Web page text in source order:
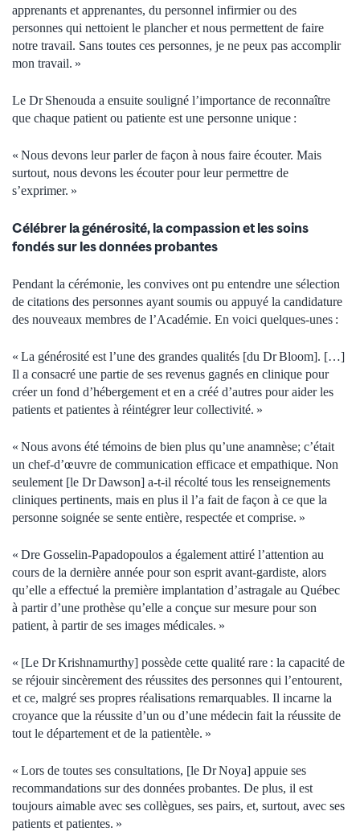
apprenants et apprenantes, du personnel infirmier ou des
personnes qui nettoient le plancher et nous permettent de faire
notre travail. Sans toutes ces personnes, je ne peux pas accomplir
mon travail. »
Le Dr Shenouda a ensuite souligné l’importance de reconnaître
que chaque patient ou patiente est une personne unique :
« Nous devons leur parler de façon à nous faire écouter. Mais
surtout, nous devons les écouter pour leur permettre de
s’exprimer. »
Célébrer la générosité, la compassion et les soins
fondés sur les données probantes
Pendant la cérémonie, les convives ont pu entendre une sélection
de citations des personnes ayant soumis ou appuyé la candidature
des nouveaux membres de l’Académie. En voici quelques-unes :
« La générosité est l’une des grandes qualités [du Dr Bloom]. […]
Il a consacré une partie de ses revenus gagnés en clinique pour
créer un fond d’hébergement et en a créé d’autres pour aider les
patients et patientes à réintégrer leur collectivité. »
« Nous avons été témoins de bien plus qu’une anamnèse; c’était
un chef-d’œuvre de communication efficace et empathique. Non
seulement [le Dr Dawson] a-t-il récolté tous les renseignements
cliniques pertinents, mais en plus il l’a fait de façon à ce que la
personne soignée se sente entière, respectée et comprise. »
« Dre Gosselin-Papadopoulos a également attiré l’attention au
cours de la dernière année pour son esprit avant-gardiste, alors
qu’elle a effectué la première implantation d’astragale au Québec
à partir d’une prothèse qu’elle a conçue sur mesure pour son
patient, à partir de ses images médicales. »
« [Le Dr Krishnamurthy] possède cette qualité rare : la capacité de
se réjouir sincèrement des réussites des personnes qui l’entourent,
et ce, malgré ses propres réalisations remarquables. Il incarne la
croyance que la réussite d’un ou d’une médecin fait la réussite de
tout le département et de la patientèle. »
« Lors de toutes ses consultations, [le Dr Noya] appuie ses
recommandations sur des données probantes. De plus, il est
toujours aimable avec ses collègues, ses pairs, et, surtout, avec ses
patients et patientes. »